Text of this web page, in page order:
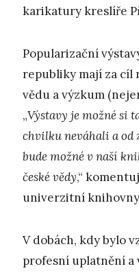
karikatury kreslíře
Popularizační
republiky mají za
vědu a výzkum
„Výstavy je možné si
chvilku neváhali a od
bude možné v naší
české vědy,“
univerzitní
V dobách, kdy bylo
profesní uplatnění a